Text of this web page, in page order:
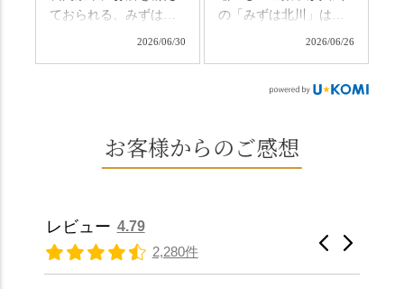
日、時間のある人はぜ
ひこの機会に食べてみ
なこ） •わらび餅（抹
ぐにいただけます。 ち
なみに、京きなこは通
種類があります。 ※私
たちの間では、「みず
はさんといえばわらび
さ、贅沢すぎません
か…？ここを独り占め
できるのが西山なんで
す。 ⛩️続いて「大原野
神社」へ。 延暦3年
春日"。鯉沢の池には白
いスイレンが咲き、神
馳せた小塩山のふもと
ておられる、みずは北
とした小豆の食感も美
味しかったです。うい
さだったため、とても
頂きやすかったです。
ありがたく、美味しく
2026/06/30
の「みずは北川」は、
和菓子作りの要である
ました⛲️ 創業から30余
も麗しいものばかり👀
と和三盆の風味が広が
ります🥰 抹茶味もあ
り、こちらには宇治抹
2026/06/26
お客様からのご感想
レビュー 4.79
2,280件